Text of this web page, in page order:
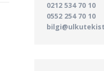
0212 534 70 10
0552 254 70 10